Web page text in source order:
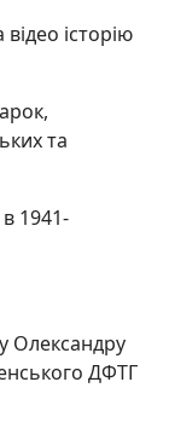
історію
та
1941-
Олександру
ДФТГ